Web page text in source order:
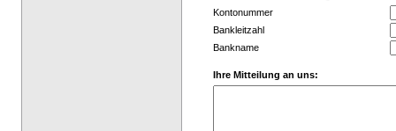
Kontonummer
Bankleitzahl
Bankname
Ihre Mitteilung an uns: